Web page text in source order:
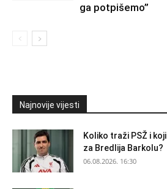
ga potpišemo”
Najnovije vijesti
Koliko traži PSŽ i
za Bredlija Barkolu?
06.08.2026. 16:30